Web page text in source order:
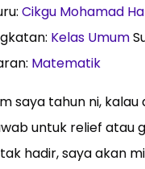
Cikgu Mohamad
Kelas Umum
Matematik
saya tahun ni, kalau
untuk relief atau
hadir, saya akan